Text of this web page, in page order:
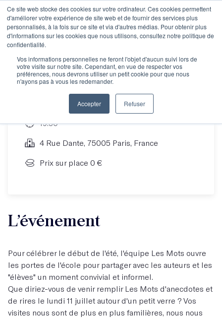
Ce site web stocke des cookies sur votre ordinateur. Ces cookies permettent
d'améliorer votre expérience de site web et de fournir des services plus
personnalisés, à la fois sur ce site et via d'autres médias. Pour obtenir plus
d'informations sur les cookies que nous utilisons, consultez notre politique de
confidentialité.
Vos informations personnelles ne feront l'objet d'aucun suivi lors de
votre visite sur notre site. Cependant, en vue de respecter vos
préférences, nous devrons utiliser un petit cookie pour que nous
n'ayons pas à vous les redemander.
Accepter Refuser
Fête de l'été
19:30
4 Rue Dante, 75005 Paris, France
Prix sur place 0 €
L’événement
Pour célébrer le début de l'été, l'équipe Les Mots ouvre
les portes de l'école pour partager avec les auteurs et les
"élèves" un moment convivial et informel.
Que diriez-vous de venir remplir Les Mots d'anecdotes et
de rires le lundi 11 juillet autour d'un petit verre ? Vos
visites nous sont de plus en plus familières, nous nous